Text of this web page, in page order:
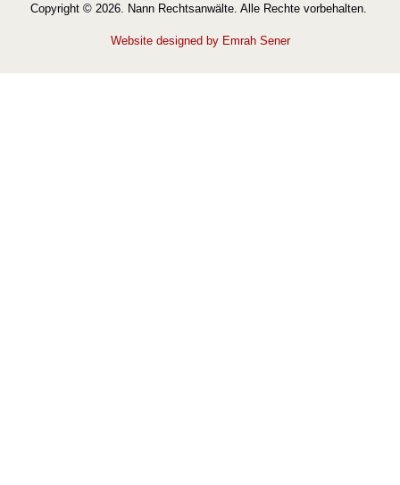
Copyright © 2026. Nann Rechtsanwälte. Alle Rechte vorbehalten.
Website designed by Emrah Sener